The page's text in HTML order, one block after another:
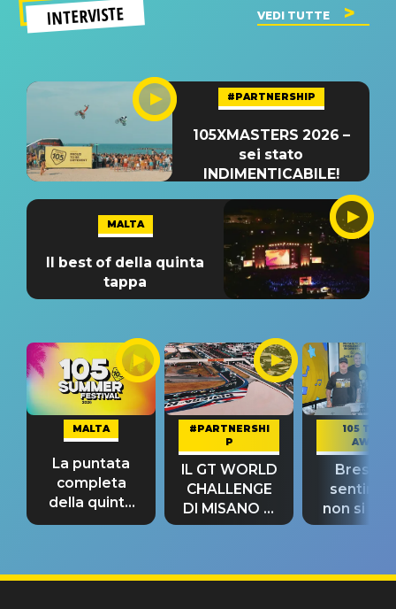
INTERVISTE VEDI TUTTE
#PARTNERSHIP
105XMASTERS 2026 –
sei stato
INDIMENTICABILE!
MALTA
Il best of della quinta
tappa
MALTA
La puntata
completa
della quinta
tappa
#PARTNERSHI
P
IL GT WORLD
CHALLENGE
DI MISANO si
riconferma
105 TAKE
AWAY
Bresh:
non si
fino alla